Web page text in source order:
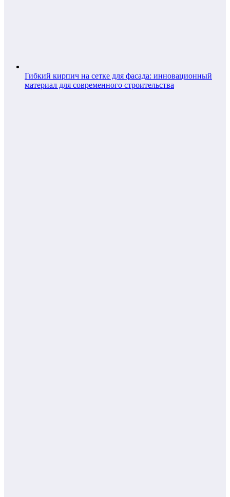
Гибкий кирпич на сетке для фасада: инновационный
материал для современного строительства